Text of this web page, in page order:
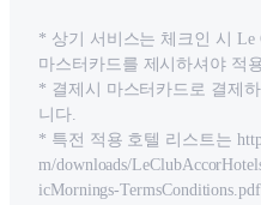
* 상기 서비스는 체크인 시 Le
마스터카드를 제시하셔야 적
* 결제시 마스터카드로 결제
니다.
* 특전 적용 호텔 리스트는
m/downloads/
icMornings-